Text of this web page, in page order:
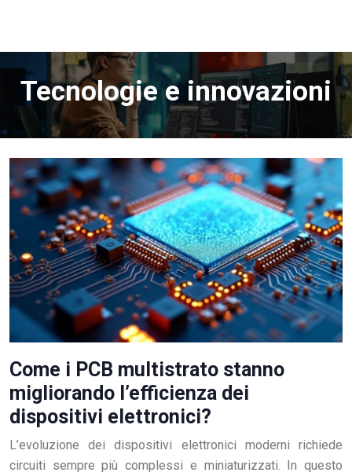
Tecnologie e innovazioni
Come i PCB multistrato stanno
migliorando l’efficienza dei
dispositivi elettronici?
L’evoluzione dei dispositivi elettronici moderni richiede
circuiti sempre più complessi e miniaturizzati. In questo